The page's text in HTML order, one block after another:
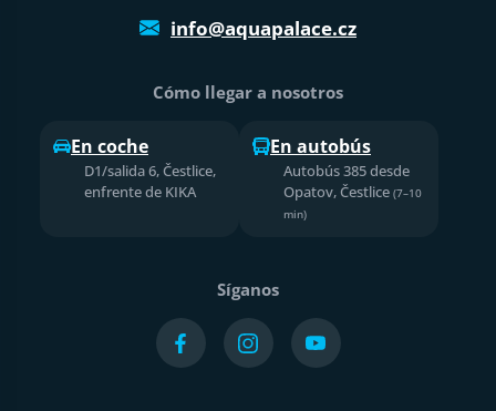
info@aquapalace.cz
Cómo llegar a nosotros
En coche
D1/salida 6, Čestlice,
enfrente de KIKA
En autobús
Autobús 385 desde
Opatov, Čestlice (7–10
min)
Síganos